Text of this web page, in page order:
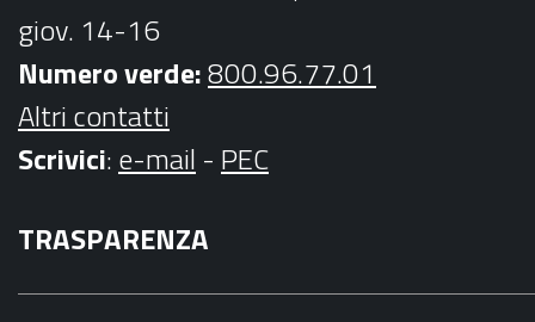
giov. 14-16
Numero verde:800.96.77.01
Altri contatti
Scrivici:e-mail - PEC
TRASPARENZA